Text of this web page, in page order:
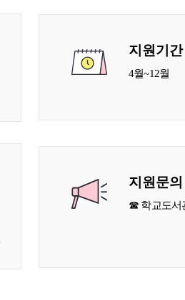
지원기간
4월~12월
지원문의
☎ 학교도서